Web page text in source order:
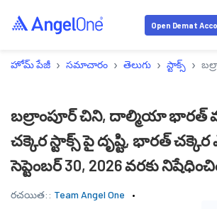
Open Demat
హోమ్ పేజీ › సమాచారం › తెలుగు › స్టాక్స్ ›
బల్రాంపూర్ చిని, దాల్మియా భారత్
చక్కెర స్టాక్స్ పై దృష్టి, భారత్
సెప్టెంబర్ 30, 2026 వరకు
రచయిత:: Team Angel One